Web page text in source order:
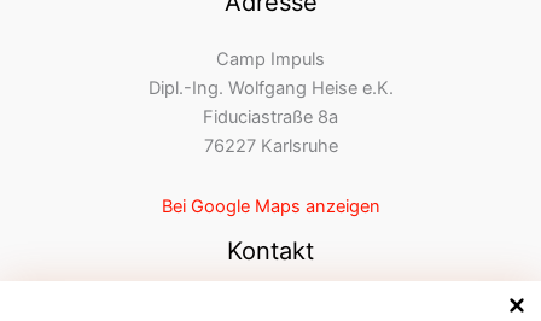
Camp Impuls
Dipl.-Ing. Wolfgang Heise e.K.
Fiduciastraße 8a
76227 Karlsruhe
Bei Google Maps anzeigen
Kontakt